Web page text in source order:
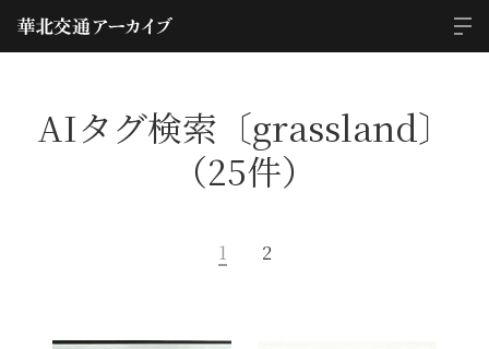
AIタグ検索〔grassland〕
（25件）
1 2